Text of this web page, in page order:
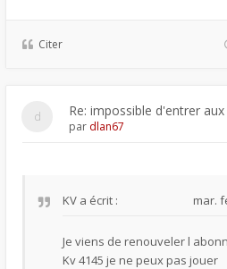
Citer
Re: impossible d'entrer
par dlan67
KV a écrit : mar.
Je viens de renouveler l
Kv 4145 je ne peux pas jouer